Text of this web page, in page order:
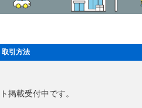
取引方法
掲載受付中です。